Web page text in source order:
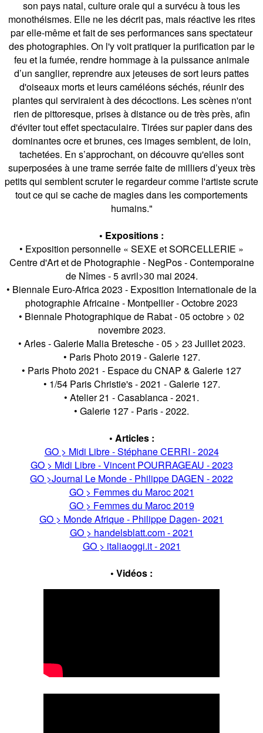
son pays natal, culture orale qui a survécu à tous les
monothéismes. Elle ne les décrit pas, mais réactive les rites
par elle-même et fait de ses performances sans spectateur
des photographies. On l'y voit pratiquer la purification par le
feu et la fumée, rendre hommage à la puissance animale
d’un sanglier, reprendre aux jeteuses de sort leurs pattes
d'oiseaux morts et leurs caméléons séchés, réunir des
plantes qui serviraient à des décoctions. Les scènes n'ont
rien de pittoresque, prises à distance ou de très près, afin
d'éviter tout effet spectaculaire. Tirées sur papier dans des
dominantes ocre et brunes, ces images semblent, de loin,
tachetées. En s’approchant, on découvre qu'elles sont
superposées à une trame serrée faite de milliers d’yeux très
petits qui semblent scruter le regardeur comme l'artiste scrute
tout ce qui se cache de magies dans les comportements
humains."
• Expositions :
• Exposition personnelle « SEXE et SORCELLERIE »
Centre d'Art et de Photographie - NegPos - Contemporaine
de Nîmes - 5 avril>30 mai 2024.
• Biennale Euro-Africa 2023 - Exposition Internationale de la
photographie Africaine - Montpellier - Octobre 2023
• Biennale Photographique de Rabat - 05 octobre > 02
novembre 2023.
• Arles - Galerie Malia Bretesche - 05 > 23 Juillet 2023.
• Paris Photo 2019 - Galerie 127.
• Paris Photo 2021 - Espace du CNAP & Galerie 127
• 1/54 Paris Christie's - 2021 - Galerie 127.
• Atelier 21 - Casablanca - 2021.
• Galerie 127 - Paris - 2022.
• Articles :
GO > Midi Libre - Stéphane CERRI - 2024
GO > Midi Libre - Vincent POURRAGEAU - 2023
GO >Journal Le Monde - Philippe DAGEN - 2022
GO > Femmes du Maroc 2021
GO > Femmes du Maroc 2019
GO > Monde Afrique - Philippe Dagen- 2021
GO > handelsblatt.com - 2021
GO > italiaoggi.it - 2021
• Vidéos :